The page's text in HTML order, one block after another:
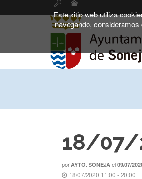
Este sitio web utiliza
navegando,
18/07/
por AYTO. SONEJA el 09/07/
18/07/2020 11:00 - 20:00